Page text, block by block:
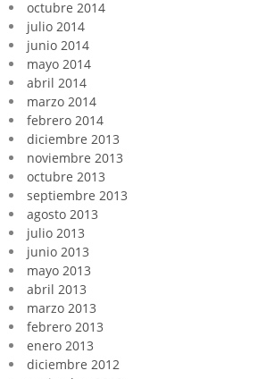
octubre 2014
julio 2014
junio 2014
mayo 2014
abril 2014
marzo 2014
febrero 2014
diciembre 2013
noviembre 2013
octubre 2013
septiembre 2013
agosto 2013
julio 2013
junio 2013
mayo 2013
abril 2013
marzo 2013
febrero 2013
enero 2013
diciembre 2012